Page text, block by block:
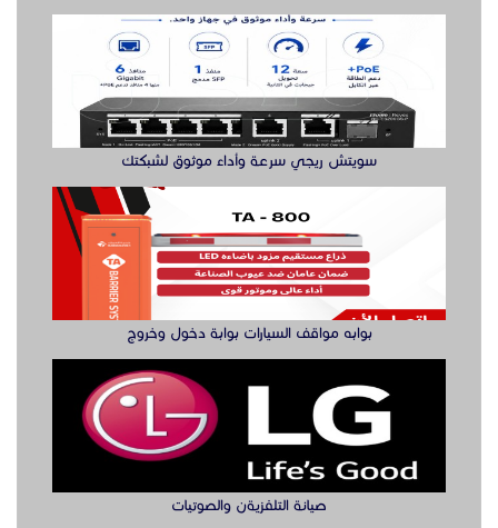
بوابه مواقف السيارات بوابة دخول وخروج
صيانة التلفزيةن والصوتيات
مقوي شبكة واي فاي